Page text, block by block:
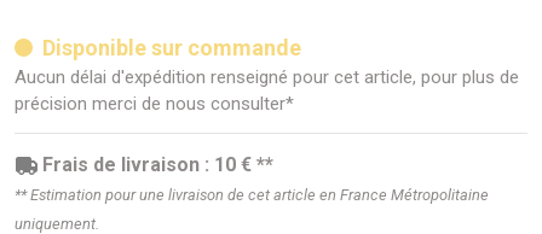
Disponible sur commande
Aucun délai d'expédition renseigné pour cet article, pour plus de
précision merci de nous consulter*
Frais de livraison : 10 € **
** Estimation pour une livraison de cet article en France Métropolitaine
uniquement.